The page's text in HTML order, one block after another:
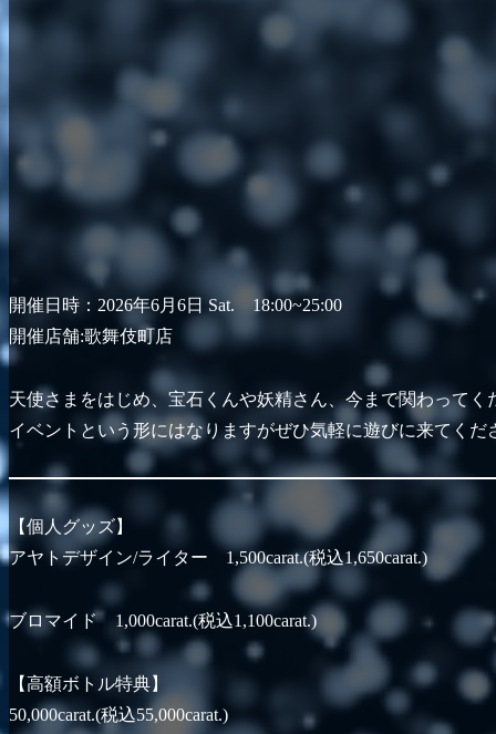
開催日時：2026年6月6日 Sat. 18:00~25:00
開催店舗:歌舞伎町店
天使さまをはじめ、宝石くんや妖精さん、今まで関わって
イベントという形にはなりますがぜひ気軽に遊びに来てく
【個人グッズ】
アヤトデザイン/ライター 1,500carat.(税込1,650carat.)
ブロマイド 1,000carat.(税込1,100carat.)
【高額ボトル特典】
50,000carat.(税込55,000carat.)